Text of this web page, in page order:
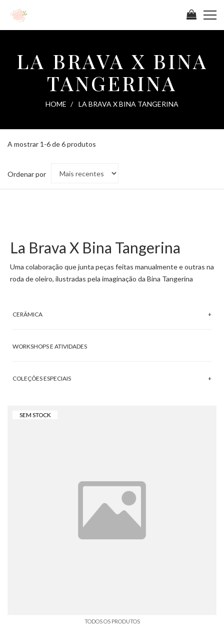
LA BRAVA X BINA
TANGERINA
HOME LA BRAVA X BINA TANGERINA
A mostrar 1-6 de 6 produtos
Ordenar por Ordenar
La Brava X Bina Tangerina
Uma colaboração que junta peças feitas manualmente e outras na
roda de oleiro, ilustradas pela imaginação da Bina Tangerina
CERÂMICA
WORKSHOPS E ATIVIDADES
COLEÇÕES ESPECIAIS
SEM STOCK
TODOS OS PRODUTOS